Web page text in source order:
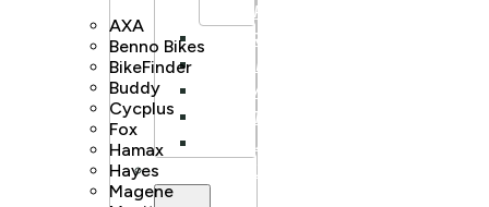
TRACK/FIXIE
HARDTAIL
FULLDEMPET
DOWNHILL
DIRT
BALANSESYKKEL
ELSYKKEL
AXA
Benno Bikes
BikeFinder
Buddy
Cycplus
Fox
Hamax
Hayes
Magene